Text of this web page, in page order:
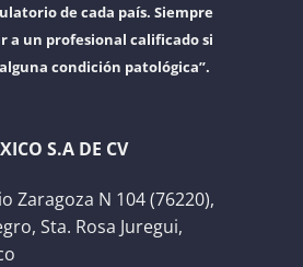
de cada país. Siempre
a un profesional calificado si
condición patológica”.
S.A DE CV
Zaragoza N 104 (76220),
Sta. Rosa Juregui,